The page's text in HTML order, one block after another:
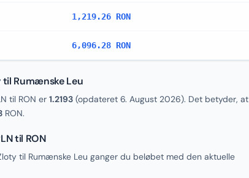
1,219.26 RON
6,096.28 RON
til Rumænske Leu
til RON er 1.2193 (opdateret 6. August 2026). Det betyder, at
RON.
til RON
til Rumænske Leu ganger du beløbet med den aktuelle